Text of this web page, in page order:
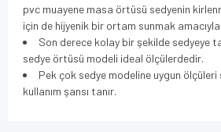
pvc muayene masa örtüsü sedyenin
için de hijyenik bir ortam sunmak
Son derece kolay bir şekilde sedyeye
sedye örtüsü modeli ideal ölçülerdedir.
Pek çok sedye modeline uygun
kullanım şansı tanır.